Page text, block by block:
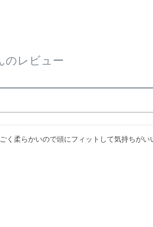
のレビュー
く柔らかいので頭にフィットして気持ちが